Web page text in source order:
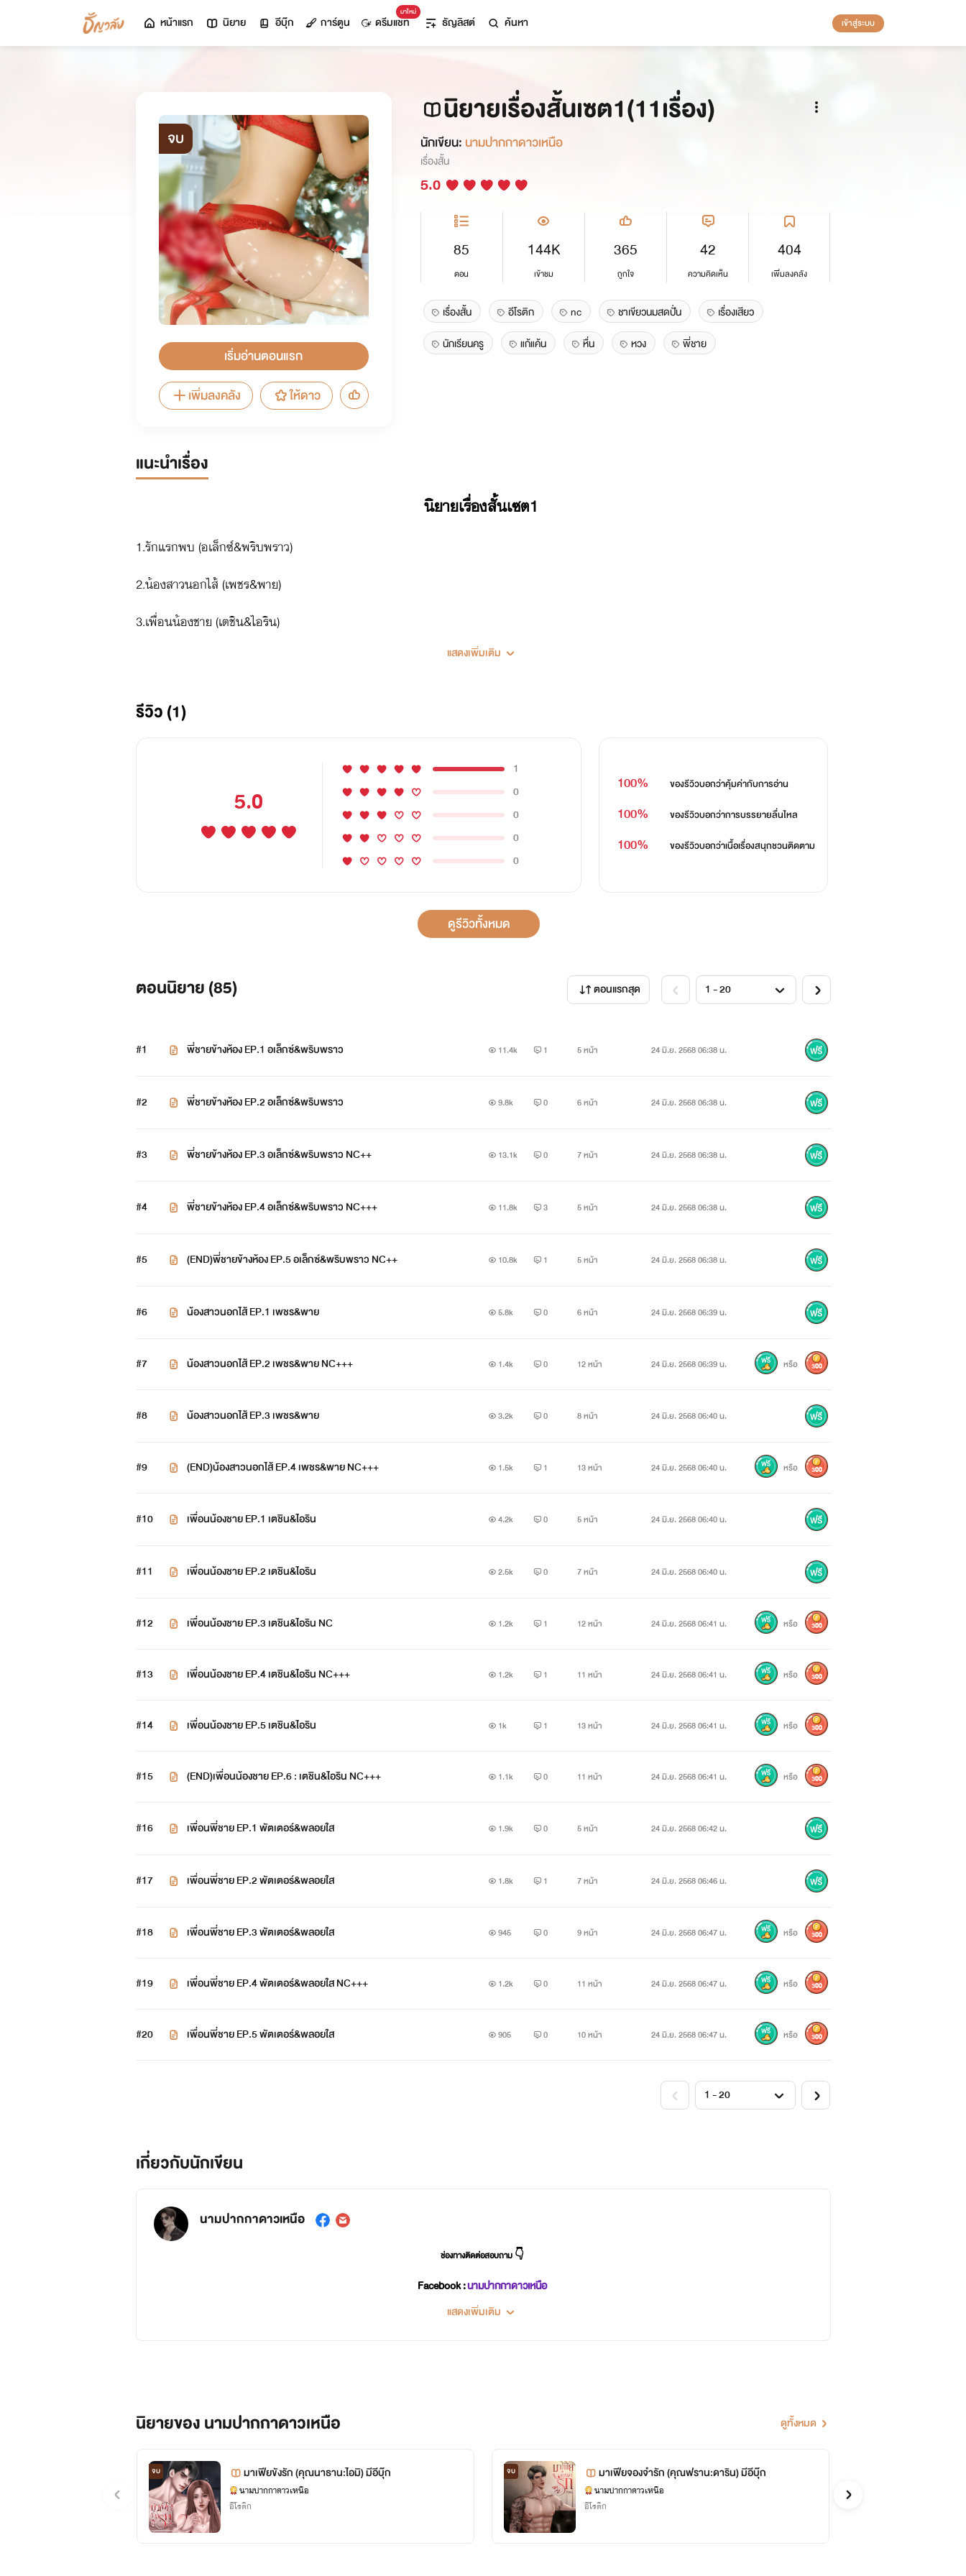
หน้าแรก นิยาย อีบุ๊ก การ์ตูน
มาใหม่
ดรีมแชท ธัญลิสต์ ค้นหา เข้าสู่ระบบ
จบ
เริ่มอ่านตอนแรก
เพิ่มลงคลัง
ให้ดาว
นิยายเรื่องสั้นเซต1(11เรื่อง)
นักเขียน: นามปากกาดาวเหนือ
เรื่องสั้น
5.0
85
ตอน
144K
เข้าชม
365
ถูกใจ
42
ความคิดเห็น
404
เพิ่มลงคลัง
เรื่องสั้น อีโรติก nc ชาเขียวนมสดปั่น
เรื่องเสียว
นักเรียนครู
แก้แค้น หื่น หวง พี่ชาย
แนะนำเรื่อง
นิยายเรื่องสั้นเซต1
1.รักแรกพบ (อเล็กซ์&พริบพราว)
2.น้องสาวนอกไส้ (เพชร&พาย)
3.เพื่อนน้องชาย (เตชิน&ไอริน)
4.เพื่อนพี่ชาย (พัตเตอร์&พลอยใส)+5.รักร้าย (ภูผา&น้ำหวาน) ต่อกัน2เรื่อง
8.บังเอิญรัก (คะเชนทร์&ชะเอม) +9.รักจัดหนัก (วายุ&ราเชล)+ 10.รักต้องห้าม (เคน&น้ำชา) 11.สะดุดรัก (เรียว&น้ำผึ้ง) ต่อกัน4เรื่อง
แสดงเพิ่มเติม
รีวิว (1)
5.0
1
0
0
0
0
100% ของรีวิวบอกว่าคุ้มค่ากับการอ่าน
100% ของรีวิวบอกว่าการบรรยายลื่นไหล
100% ของรีวิวบอกว่าเนื้อเรื่องสนุกชวนติดตาม
ดูรีวิวทั้งหมด
ตอนนิยาย (85) ตอนแรกสุด
#1 พี่ชายข้างห้อง EP.1 อเล็กซ์&พริบพราว 11.4k 1 5 หน้า 24 มิ.ย. 2568 06:38 น.
#2 พี่ชายข้างห้อง EP.2 อเล็กซ์&พริบพราว 9.8k 0 6 หน้า 24 มิ.ย. 2568 06:38 น.
#3 พี่ชายข้างห้อง EP.3 อเล็กซ์&พริบพราว NC++ 13.1k 0 7 หน้า 24 มิ.ย. 2568 06:38 น.
#4 พี่ชายข้างห้อง EP.4 อเล็กซ์&พริบพราว NC+++ 11.8k 3 5 หน้า 24 มิ.ย. 2568 06:38 น.
#5 (END)พี่ชายข้างห้อง EP.5 อเล็กซ์&พริบพราว NC++ 10.8k 1 5 หน้า 24 มิ.ย. 2568 06:38 น.
#6 น้องสาวนอกไส้ EP.1 เพชร&พาย 5.8k 0 6 หน้า 24 มิ.ย. 2568 06:39 น.
#7 น้องสาวนอกไส้ EP.2 เพชร&พาย NC+++ 1.4k 0 12 หน้า 24 มิ.ย. 2568 06:39 น. หรือ 300
#8 น้องสาวนอกไส้ EP.3 เพชร&พาย 3.2k 0 8 หน้า 24 มิ.ย. 2568 06:40 น.
#9 (END)น้องสาวนอกไส้ EP.4 เพชร&พาย NC+++ 1.5k 1 13 หน้า 24 มิ.ย. 2568 06:40 น. หรือ 300
#10 เพื่อนน้องชาย EP.1 เตชิน&ไอริน 4.2k 0 5 หน้า 24 มิ.ย. 2568 06:40 น.
#11 เพื่อนน้องชาย EP.2 เตชิน&ไอริน 2.5k 0 7 หน้า 24 มิ.ย. 2568 06:40 น.
#12 เพื่อนน้องชาย EP.3 เตชิน&ไอริน NC 1.2k 1 12 หน้า 24 มิ.ย. 2568 06:41 น. หรือ 300
#13 เพื่อนน้องชาย EP.4 เตชิน&ไอริน NC+++ 1.2k 1 11 หน้า 24 มิ.ย. 2568 06:41 น. หรือ 300
#14 เพื่อนน้องชาย EP.5 เตชิน&ไอริน 1k 1 13 หน้า 24 มิ.ย. 2568 06:41 น. หรือ 300
#15 (END)เพื่อนน้องชาย EP.6 : เตชิน&ไอริน NC+++ 1.1k 0 11 หน้า 24 มิ.ย. 2568 06:41 น. หรือ 300
#16 เพื่อนพี่ชาย EP.1 พัตเตอร์&พลอยใส 1.9k 0 5 หน้า 24 มิ.ย. 2568 06:42 น.
#17 เพื่อนพี่ชาย EP.2 พัตเตอร์&พลอยใส 1.8k 1 7 หน้า 24 มิ.ย. 2568 06:46 น.
#18 เพื่อนพี่ชาย EP.3 พัตเตอร์&พลอยใส 945 0 9 หน้า 24 มิ.ย. 2568 06:47 น. หรือ 300
#19 เพื่อนพี่ชาย EP.4 พัตเตอร์&พลอยใส NC+++ 1.2k 0 11 หน้า 24 มิ.ย. 2568 06:47 น. หรือ 300
#20 เพื่อนพี่ชาย EP.5 พัตเตอร์&พลอยใส 905 0 10 หน้า 24 มิ.ย. 2568 06:47 น. หรือ 300
เกี่ยวกับนักเขียน
นามปากกาดาวเหนือ
ช่องทางติดต่อสอบถาม 👇
Facebook :นามปากกาดาวเหนือ
แสดงเพิ่มเติม
นิยายของ นามปากกาดาวเหนือ ดูทั้งหมด
จบ มาเฟียขังรัก (คุณนาธาน:ไอมิ) มีอีบุ๊ก
นามปากกาดาวเหนือ
อีโรติก
จบ มาเฟียจองจำรัก (คุณฟราน:ดาริน) มีอีบุ๊ก
นามปากกาดาวเหนือ
อีโรติก